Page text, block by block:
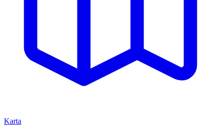
Karta